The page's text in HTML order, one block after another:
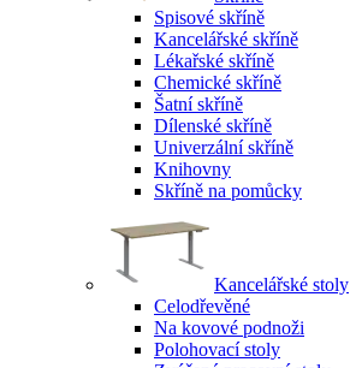
Spisové skříně
Kancelářské skříně
Lékařské skříně
Chemické skříně
Šatní skříně
Dílenské skříně
Univerzální skříně
Knihovny
Skříně na pomůcky
Kancelářské stoly
Celodřevěné
Na kovové podnoži
Polohovací stoly